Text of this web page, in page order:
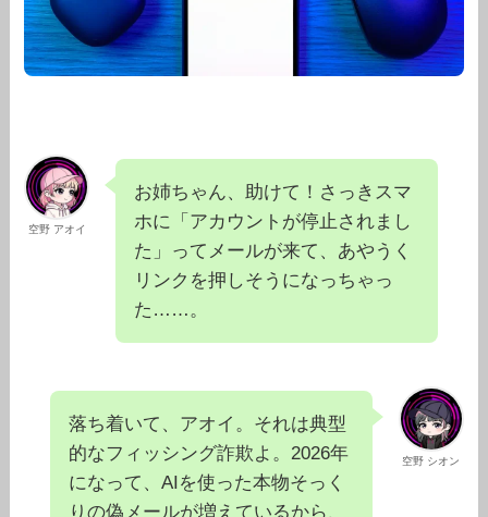
空野 アオイ
お姉ちゃん、助けて！さっきスマ
ホに「アカウントが停止されまし
た」ってメールが来て、あやうく
リンクを押しそうになっちゃっ
た……。
空野 シオン
落ち着いて、アオイ。それは典型
的なフィッシング詐欺よ。2026年
になって、AIを使った本物そっく
りの偽メールが増えているから、